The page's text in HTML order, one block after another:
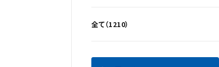
全て（1210）